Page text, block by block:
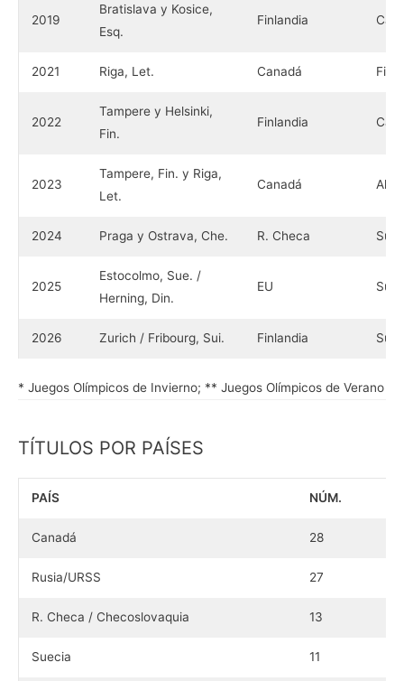
2019
Bratislava y Kosice,
Esq.
Finlandia
2021 Riga, Let. Canadá
2022
Tampere y Helsinki,
Fin.
Finlandia
2023
Tampere, Fin. y Riga,
Let.
Canadá
2024 Praga y Ostrava, Che. R. Checa
2025
Estocolmo, Sue. /
Herning, Din.
EU
2026 Zurich / Fribourg, Sui. Finlandia
* Juegos Olímpicos de Invierno; ** Juegos Olímpicos de Verano
TÍTULOS POR PAÍSES
PAÍS NÚM.
Canadá 28
Rusia/URSS 27
R. Checa / Checoslovaquia 13
Suecia 11